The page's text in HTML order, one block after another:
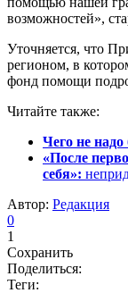
возможностей»,
Уточняется, что
регионом, в
фонд помощи
Читайте также:
Чего не
«После
себя»:
Автор: Редакция
0
1
Сохранить
Поделиться:
Теги: